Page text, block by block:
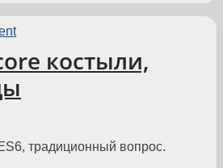
костыли,
традиционный вопрос.